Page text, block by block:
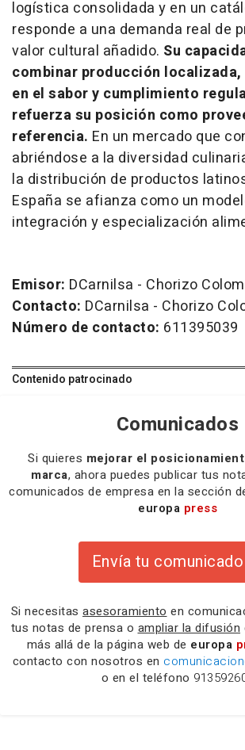
logística consolidada y en un
responde a una demanda real de
valor cultural añadido. Su
combinar producción
en el sabor y cumplimiento
refuerza su posición como
referencia. En un mercado que
abriéndose a la diversidad
la distribución de productos
España se afianza como un
integración y especialización
Emisor: DCarnilsa - Chorizo
Contacto: DCarnilsa - Chorizo
Número de contacto: 611395039
Contenido patrocinado
Comunicados
Si quieres mejorar el
marca, ahora puedes publicar tus
comunicados de empresa en la sección
europa press
Envía tu comunicado
Si necesitas asesoramiento en
tus notas de prensa o ampliar la difusión
más allá de la página web de europa
contacto con nosotros en
o en el teléfono